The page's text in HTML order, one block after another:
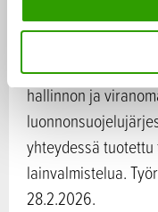
suositusten
Maa- ja
hallinnon ja
yhteydessä
lainvalmistelua.
28.2.2026.